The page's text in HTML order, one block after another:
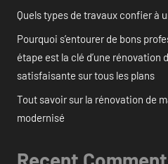
Quels types de travaux confier à
Pourquoi s’entourer de bons
étape est la clé d’une
satisfaisante sur tous les plans
Tout savoir sur la rénovation de
modernisé